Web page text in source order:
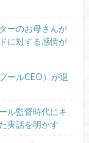
ーのお母さんが
に対する感情が
ールCEO）が退
ル監督時代にキ
実話を明かす